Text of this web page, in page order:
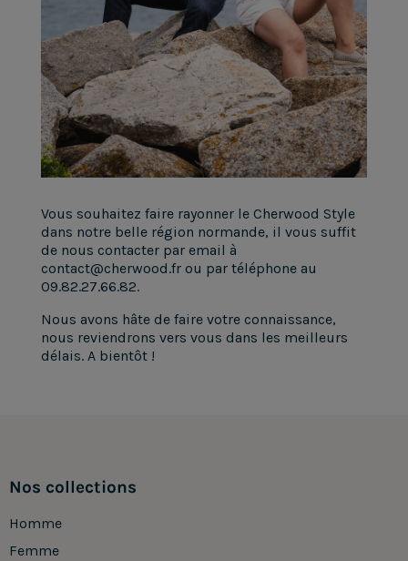
Vous souhaitez faire rayonner le Cherwood Style
dans notre belle région normande, il vous suffit
de nous contacter par email à
contact@cherwood.fr ou par téléphone au
09.82.27.66.82.
Nous avons hâte de faire votre connaissance,
nous reviendrons vers vous dans les meilleurs
délais. A bientôt !
Nos collections
Homme
Femme